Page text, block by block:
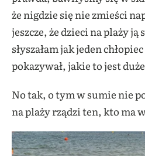
że nigdzie się nie zmieści
jeszcze, że dzieci na plaży ją
słyszałam jak jeden
pokazywał, jakie to jest
No tak, o tym w sumie nie
na plaży rządzi ten, kto ma